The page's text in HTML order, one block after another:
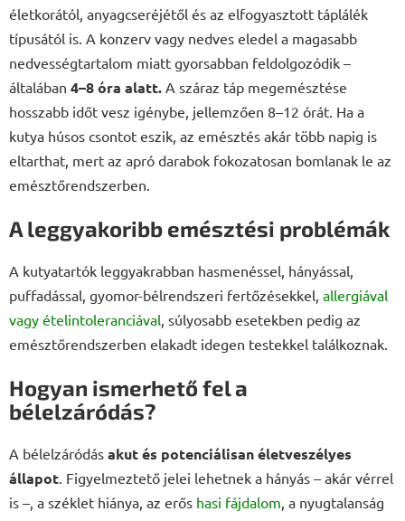
életkorától, anyagcseréjétől és az elfogyasztott táplálék
típusától is. A konzerv vagy nedves eledel a magasabb
nedvességtartalom miatt gyorsabban feldolgozódik –
általában 4–8 óra alatt. A száraz táp megemésztése
hosszabb időt vesz igénybe, jellemzően 8–12 órát. Ha a
kutya húsos csontot eszik, az emésztés akár több napig is
eltarthat, mert az apró darabok fokozatosan bomlanak le az
emésztőrendszerben.
A leggyakoribb emésztési problémák
A kutyatartók leggyakrabban hasmenéssel, hányással,
puffadással, gyomor-bélrendszeri fertőzésekkel, allergiával
vagy ételintoleranciával, súlyosabb esetekben pedig az
emésztőrendszerben elakadt idegen testekkel találkoznak.
Hogyan ismerhető fel a
bélelzáródás?
A bélelzáródás akut és potenciálisan életveszélyes
állapot . Figyelmeztető jelei lehetnek a hányás – akár vérrel
is –, a széklet hiánya, az erős hasi fájdalom , a nyugtalanság